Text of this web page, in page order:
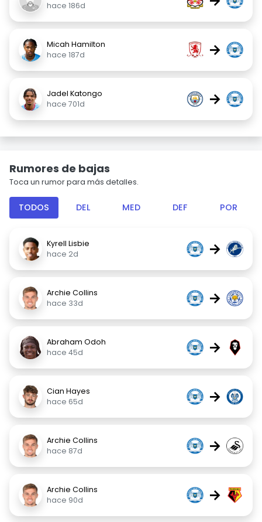
hace 186d
Micah Hamilton
hace 187d
→
Jadel Katongo
hace 701d
→
Rumores de bajas
Toca un rumor para más detalles.
TODOS DEL MED DEF POR
Kyrell Lisbie
hace 2d
→
Archie Collins
hace 33d
→
Abraham Odoh
hace 45d
→
Cian Hayes
hace 65d
→
Archie Collins
hace 87d
→
Archie Collins
hace 90d
→